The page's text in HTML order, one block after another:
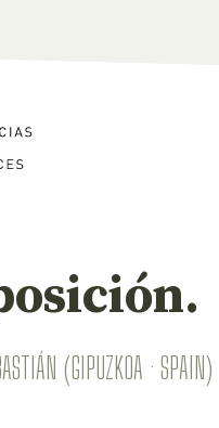
(GIPUZKOA · SPAIN)